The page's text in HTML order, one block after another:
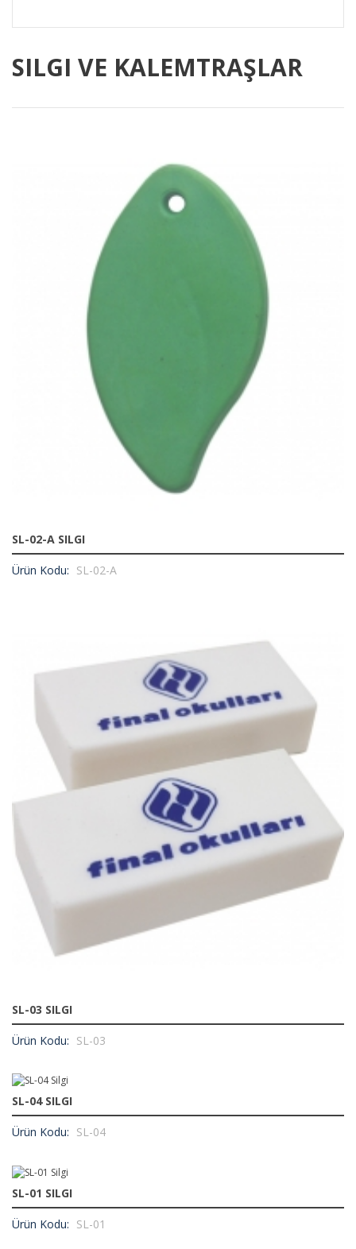
SILGI VE KALEMTRAŞLAR
SL-02-A SILGI
Ürün Kodu: SL-02-A
SL-03 SILGI
Ürün Kodu: SL-03
SL-04 SILGI
Ürün Kodu: SL-04
SL-01 SILGI
Ürün Kodu: SL-01